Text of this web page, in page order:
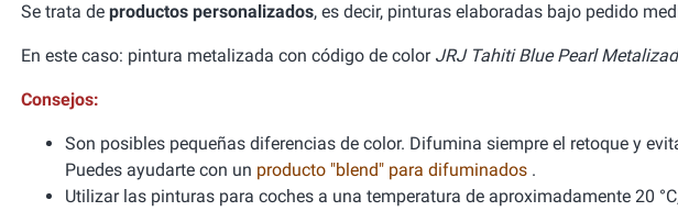
Se trata de productos personalizados, es decir, pinturas elaboradas bajo pedido
En este caso: pintura metalizada con código de color JRJ Tahiti Blue Pearl
Consejos:
Son posibles pequeñas diferencias de color. Difumina siempre el retoque y
Puedes ayudarte con un producto "blend" para difuminados .
Utilizar las pinturas para coches a una temperatura de aproximadamente 20